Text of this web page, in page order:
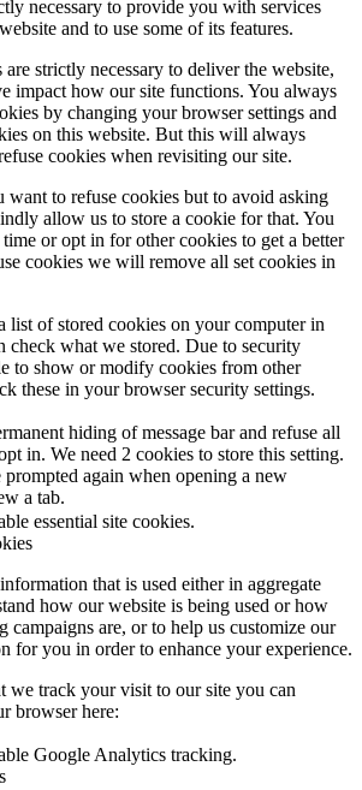
necessary to provide you with services
and to use some of its features.
are strictly necessary to deliver the website,
impact how our site functions. You always
by changing your browser settings and
on this website. But this will always
cookies when revisiting our site.
to refuse cookies but to avoid asking
allow us to store a cookie for that. You
or opt in for other cookies to get a better
cookies we will remove all set cookies in
list of stored cookies on your computer in
check what we stored. Due to security
to show or modify cookies from other
these in your browser security settings.
hiding of message bar and refuse all
in. We need 2 cookies to store this setting.
again when opening a new
a tab.
essential site cookies.
that is used either in aggregate
how our website is being used or how
campaigns are, or to help us customize our
for you in order to enhance your experience.
we track your visit to our site you can
browser here:
Google Analytics tracking.